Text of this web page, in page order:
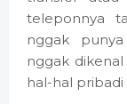
teleponnya
nggak
nggak
hal-hal